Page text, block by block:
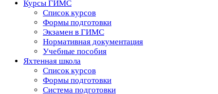
Курсы ГИМС
Список курсов
Формы подготовки
Экзамен в ГИМС
Нормативная документация
Учебные пособия
Яхтенная школа
Список курсов
Формы подготовки
Cистема подготовки